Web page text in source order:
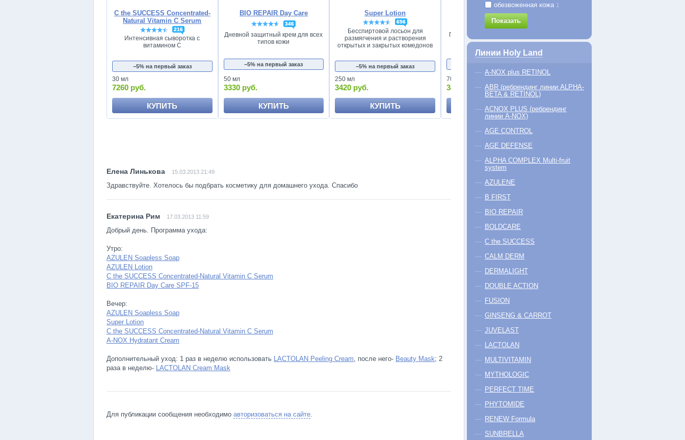
C the SUCCESS Concentrated-
Natural Vitamin C Serum
216
Интенсивная сыворотка с
витамином С
−5% на первый заказ
30 мл
7260 руб.
КУПИТЬ
BIO REPAIR Day Care
346
Дневной защитный крем для всех
типов кожи
−5% на первый заказ
50 мл
3330 руб.
КУПИТЬ
Super Lotion
656
Бесспиртовой лосьон для
размягчения и растворения
открытых и закрытых комедонов
−5% на первый заказ
250 мл
3420 руб.
КУПИТЬ
LACTOLAN Peeling Cream
873
Пилинг-крем для очищения кожи
любого типа
70 мл
3470 руб.
КУПИТЬ
Увлажняющая питательная крем-
маска для всех типов кожи
3470 руб.
15.03.2013 21:49
Здравствуйте. Хотелось бы подбрать косметику для домашнего ухода. Спасибо
17.03.2013 11:59
Добрый день. Программа ухода:
Утро:
AZULEN Soapless Soap
AZULEN Lotion
C the SUCCESS Concentrated-Natural Vitamin C Serum
BIO REPAIR Day Care SPF-15
Вечер:
AZULEN Soapless Soap
Super Lotion
C the SUCCESS Concentrated-Natural Vitamin C Serum
A-NOX Hydratant Cream
Дополнительный уход: 1 раз в неделю использовать LACTOLAN Peeling Cream, после него- Beauty Mask; 2
раза в неделю- LACTOLAN Cream Mask
Для публикации сообщения необходимо авторизоваться на сайте.
обезвоженная кожа 1
Показать
Линии Holy Land
A-NOX plus RETINOL
ABR (ребрендинг линии ALPHA-
BETA & RETINOL)
ACNOX PLUS (ребрендинг
линии A-NOX)
AGE CONTROL
AGE DEFENSE
ALPHA COMPLEX Multi-fruit
system
AZULENE
B FIRST
BIO REPAIR
BOLDCARE
C the SUCCESS
CALM DERM
DERMALIGHT
DOUBLE ACTION
FUSION
GINSENG & CARROT
JUVELAST
LACTOLAN
MULTIVITAMIN
MYTHOLOGIC
PERFECT TIME
PHYTOMIDE
RENEW Formula
SUNBRELLA